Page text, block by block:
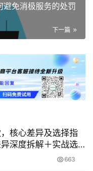
避免消极服务的处罚
下一篇
核心差异及选择指
深度拆解＋实战选
局店铺商品！ 663